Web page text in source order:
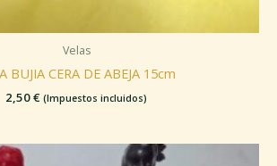
Velas
BUJIA CERA DE ABEJA 15cm
2,50€ (Impuestos incluidos)